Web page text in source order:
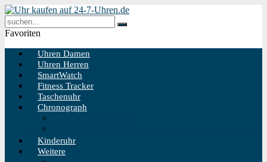
Favoriten
Uhren Damen
Uhren Herren
SmartWatch
Fitness Tracker
Taschenuhr
Chronograph
Kinderuhr
Weitere